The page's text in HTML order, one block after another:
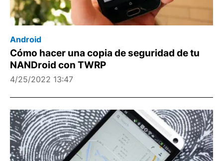
Android
Cómo hacer una copia de seguridad de tu
NANDroid con TWRP
4/25/2022 13:47